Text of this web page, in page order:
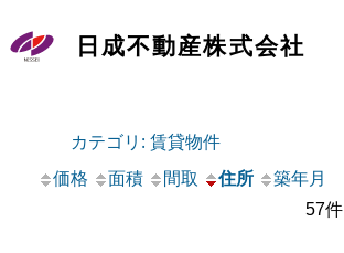
日成不動産株式会社
カテゴリ: 賃貸物件
価格 面積 間取 住所
築年月
57件